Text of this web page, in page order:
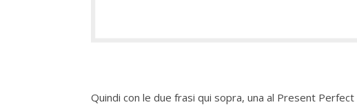
Quindi con le due frasi qui sopra, una al Present Perfect